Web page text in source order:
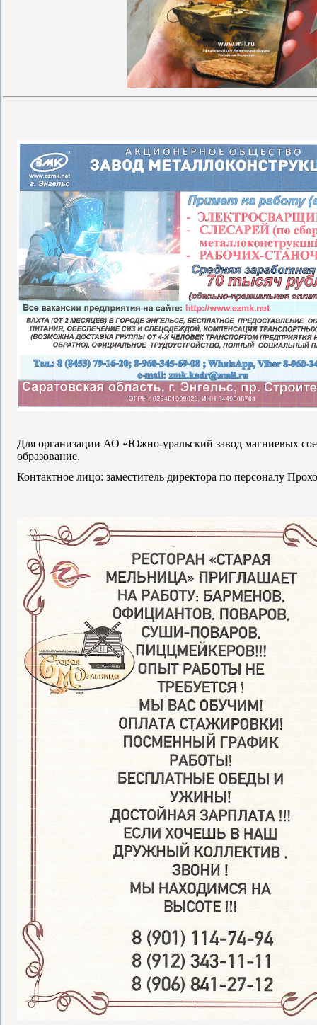
Для организации АО «Южно-уральский завод магниевых
образование.
Контактное лицо: заместитель директора по персоналу